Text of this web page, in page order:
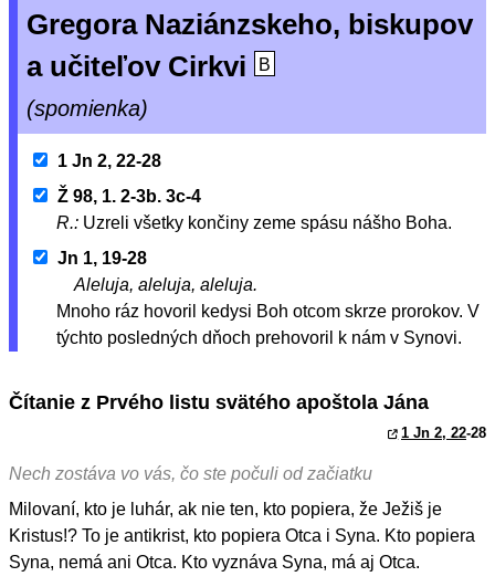
Gregora Naziánzskeho, biskupov
a učiteľov Cirkvi
B
(spomienka)
1 Jn 2, 22-28
Ž 98, 1. 2-3b. 3c-4
R.: Uzreli všetky končiny zeme spásu nášho Boha.
Jn 1, 19-28
Aleluja, aleluja, aleluja.
Mnoho ráz hovoril kedysi Boh otcom skrze prorokov. V
týchto posledných dňoch prehovoril k nám v Synovi.
Čítanie z Prvého listu svätého apoštola Jána
1 Jn 2, 22-28
Nech zostáva vo vás, čo ste počuli od začiatku
Milovaní, kto je luhár, ak nie ten, kto popiera, že Ježiš je
Kristus!? To je antikrist, kto popiera Otca i Syna. Kto popiera
Syna, nemá ani Otca. Kto vyznáva Syna, má aj Otca.